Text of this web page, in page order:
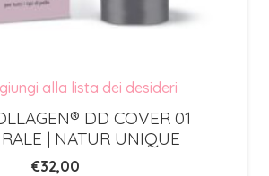
alla lista dei desideri
DD COVER 01
| NATUR UNIQUE
€32,00